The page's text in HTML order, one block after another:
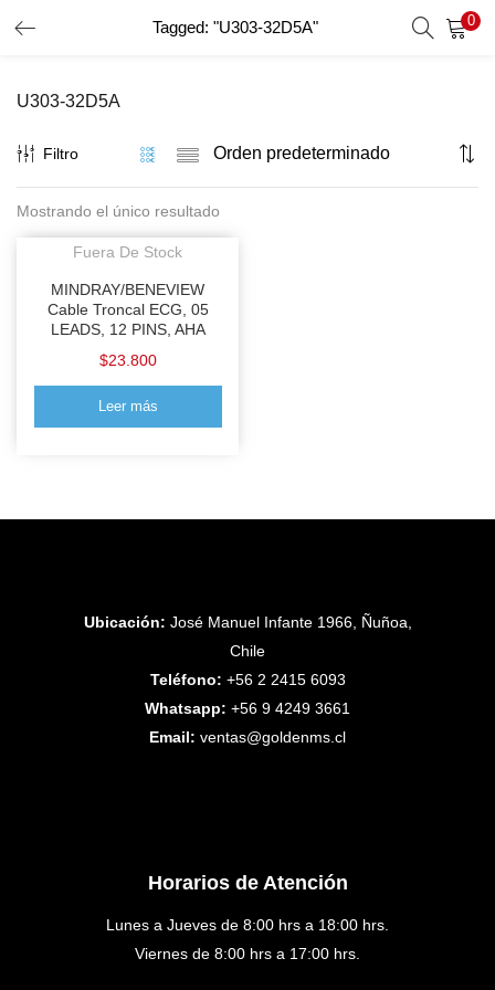
Tagged: "U303-32D5A" 0
INICIO DE SESIÓN
Introduzca su nombre de usuario y contraseña para iniciar
Recordar Datos
Inicio De Sesión
Recuperar Contraseña
U303-32D5A
Filtro
Mostrando el único resultado
Fuera De Stock
MINDRAY/BENEVIEW
Cable Troncal ECG, 05
LEADS, 12 PINS, AHA
$23.800
Leer más
Ubicación: José Manuel Infante 1966, Ñuñoa,
Chile
Teléfono: +56 2 2415 6093
Whatsapp: +56 9 4249 3661
Email: ventas@goldenms.cl
Horarios de Atención
Lunes a Jueves de 8:00 hrs a 18:00 hrs.
Viernes de 8:00 hrs a 17:00 hrs.